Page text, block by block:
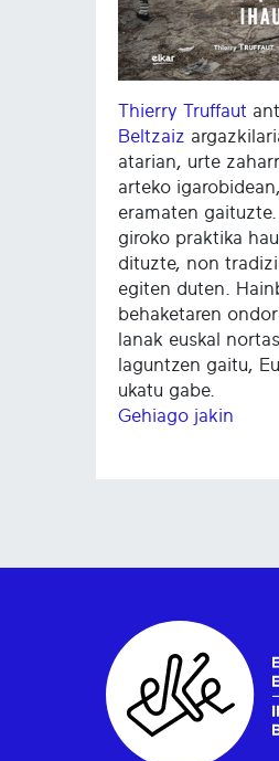
Thierry Truffaut
Beltzaiz
atarian, urte
arteko
eramaten
giroko praktika
dituzte, non
egiten duten.
behaketaren
lanak euskal
laguntzen gaitu,
ukatu gabe.
Gehiago jakin